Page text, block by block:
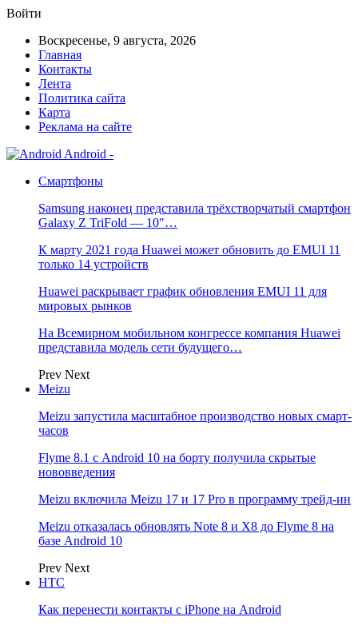
Войти
Воскресенье, 9 августа, 2026
Главная
Контакты
Лента
Политика сайта
Карта
Реклама на сайте
Android -
Смартфоны
Samsung наконец представила трёхстворчатый смартфон
Galaxy Z TriFold — 10″…
К марту 2021 года Huawei может обновить до EMUI 11
только 14 устройств
Huawei раскрывает график обновления EMUI 11 для
мировых рынков
На Всемирном мобильном конгрессе компания Huawei
представила модель сети будущего…
Prev Next
Meizu
Meizu запустила масштабное производство новых смарт-
часов
Flyme 8.1 с Android 10 на борту получила скрытые
нововведения
Meizu включила Meizu 17 и 17 Pro в программу трейд-ин
Meizu отказалась обновлять Note 8 и X8 до Flyme 8 на
базе Android 10
Prev Next
НТС
Как перенести контакты с iPhone на Android